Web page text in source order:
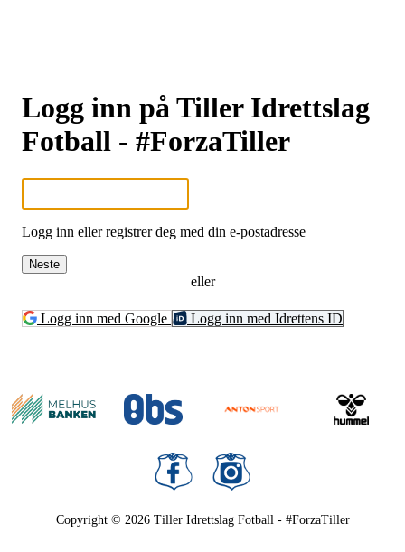
Logg inn på Tiller Idrettslag
Fotball - #ForzaTiller
Logg inn eller registrer deg med din e-postadresse
Neste
eller
Logg inn med Google Logg inn med Idrettens ID
Copyright © 2026 Tiller Idrettslag Fotball - #ForzaTiller